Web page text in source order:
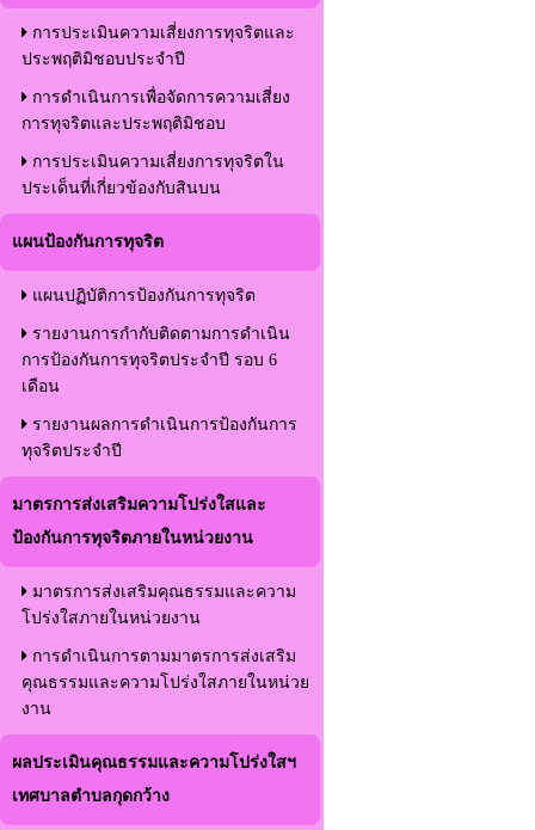
การประเมินความเสี่ยงการทุจริตและ
ประพฤติมิชอบประจำปี
การดำเนินการเพื่อจัดการความเสี่ยง
การทุจริตและประพฤติมิชอบ
การประเมินความเสี่ยงการทุจริตใน
ประเด็นที่เกี่ยวข้องกับสินบน
แผนป้องกันการทุจริต
แผนปฏิบัติการป้องกันการทุจริต
รายงานการกำกับติดตามการดำเนิน
การป้องกันการทุจริตประจำปี รอบ 6
เดือน
รายงานผลการดำเนินการป้องกันการ
ทุจริตประจำปี
มาตรการส่งเสริมความโปร่งใสและ
ป้องกันการทุจริตภายในหน่วยงาน
มาตรการส่งเสริมคุณธรรมและความ
โปร่งใสภายในหน่วยงาน
การดำเนินการตามมาตรการส่งเสริม
คุณธรรมและความโปร่งใสภายในหน่วย
งาน
ผลประเมินคุณธรรมและความโปร่งใสฯ
เทศบาลตำบลกุดกว้าง